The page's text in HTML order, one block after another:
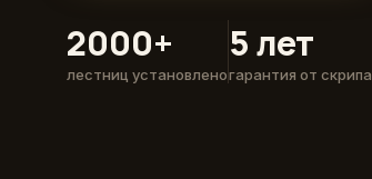
2000+
лестниц установлено
5 лет
гарантия от скрипа